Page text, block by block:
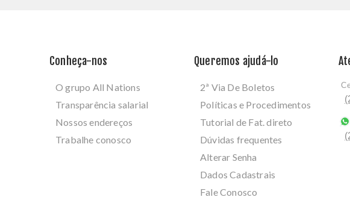
Conheça-nos
O grupo All Nations
Transparência salarial
Nossos endereços
Trabalhe conosco
Queremos ajudá-lo
2ª Via De Boletos
Políticas e Procedimentos
Tutorial de Fat. direto
Dúvidas frequentes
Alterar Senha
Dados Cadastrais
Fale Conosco
ﾠ